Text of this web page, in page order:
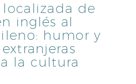
de
inglés al
humor y
la cultura